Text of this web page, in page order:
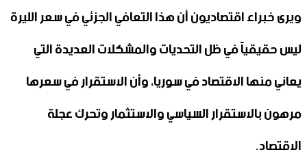
ويرى خبراء اقتصاديون أن هذا التعافي الجزئي في سعر الليرة
ليس حقيقياً في ظل التحديات والمشكلات العديدة التي
يعاني منها الاقتصاد في سوريا، وأن الاستقرار في سعرها
مرهون بالاستقرار السياسي والاستثمار وتحرك عجلة
الاقتصاد.